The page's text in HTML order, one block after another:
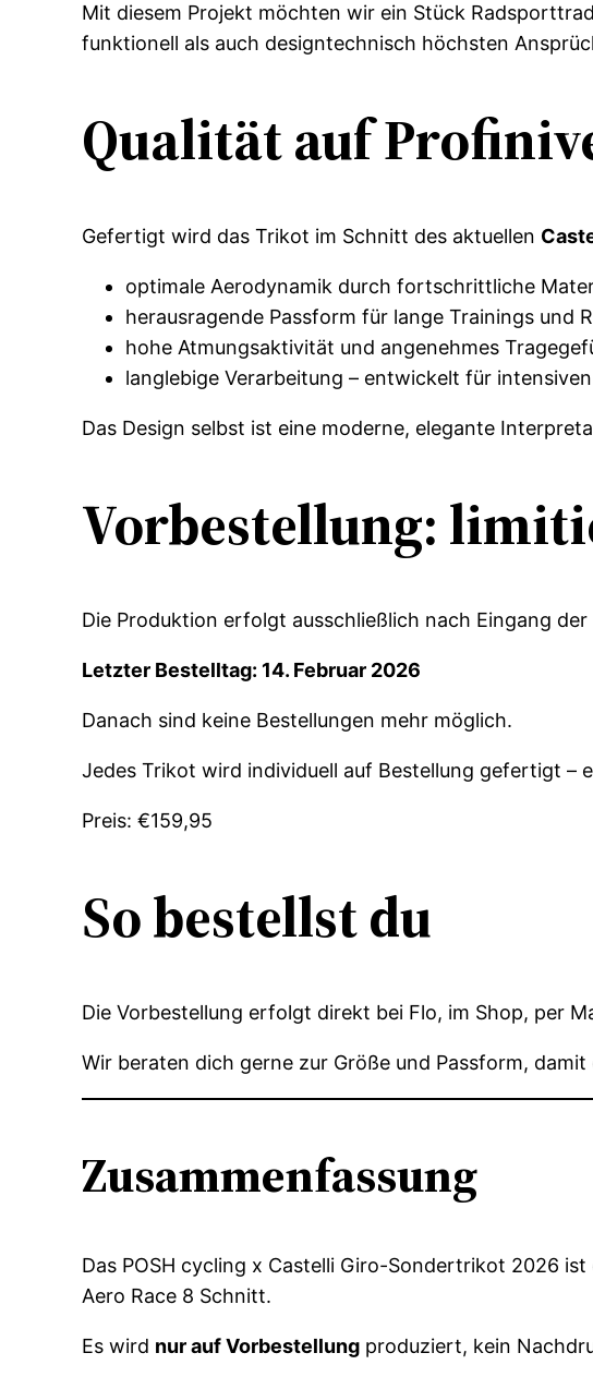
Mit diesem Projekt möchten wir ein Stück
funktionell als auch designtechnisch höchsten
Qualität auf
Gefertigt wird das Trikot im Schnitt des aktuellen
optimale Aerodynamik durch fortschrittliche
herausragende Passform für lange Trainings und
hohe Atmungsaktivität und angenehmes
langlebige Verarbeitung – entwickelt für
Das Design selbst ist eine moderne, elegante
Vorbestellung:
Die Produktion erfolgt ausschließlich nach Eingang der
Letzter Bestelltag: 14. Februar 2026
Danach sind keine Bestellungen mehr möglich.
Jedes Trikot wird individuell auf Bestellung gefertigt –
Preis: €159,95
So bestellst du
Die Vorbestellung erfolgt direkt bei Flo, im Shop, per
Wir beraten dich gerne zur Größe und Passform,
Zusammenfassung
Das POSH cycling x Castelli Giro-Sondertrikot 2026
Aero Race 8 Schnitt.
Es wird nur auf Vorbestellung produziert, kein